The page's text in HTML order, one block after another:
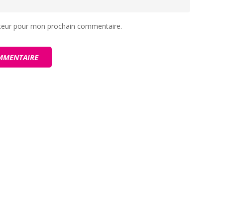
pour mon prochain commentaire.